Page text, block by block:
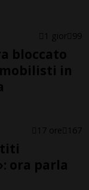
1 gior 99
bloccato
in
17 ore 167
ora parla